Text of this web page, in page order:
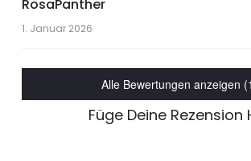
RosaPanther
1. Januar 2026
Alle Bewertungen anzeigen
Füge Deine Rezension